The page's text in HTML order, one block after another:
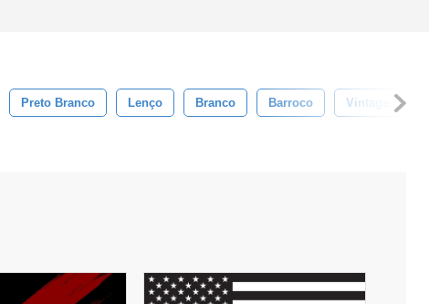
Preto Branco Lenço Branco Barroco Vintage